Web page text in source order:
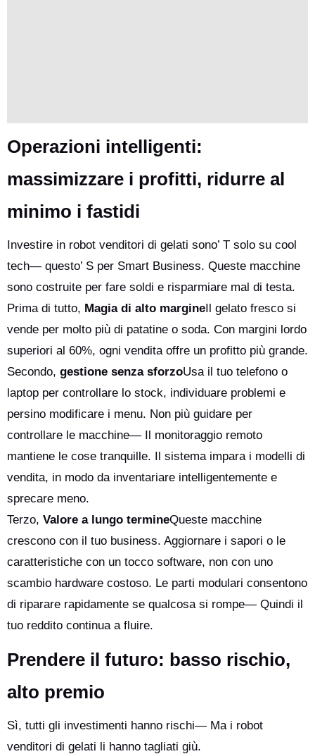
Operazioni intelligenti:
massimizzare i profitti, ridurre al
minimo i fastidi
Investire in robot venditori di gelati sono’ T solo su cool
tech— questo’ S per Smart Business. Queste macchine
sono costruite per fare soldi e risparmiare mal di testa.
Prima di tutto, Magia di alto margineIl gelato fresco si
vende per molto più di patatine o soda. Con margini lordo
superiori al 60%, ogni vendita offre un profitto più grande.
Secondo, gestione senza sforzoUsa il tuo telefono o
laptop per controllare lo stock, individuare problemi e
persino modificare i menu. Non più guidare per
controllare le macchine— Il monitoraggio remoto
mantiene le cose tranquille. Il sistema impara i modelli di
vendita, in modo da inventariare intelligentemente e
sprecare meno.
Terzo, Valore a lungo termineQueste macchine
crescono con il tuo business. Aggiornare i sapori o le
caratteristiche con un tocco software, non con uno
scambio hardware costoso. Le parti modulari consentono
di riparare rapidamente se qualcosa si rompe— Quindi il
tuo reddito continua a fluire.
Prendere il futuro: basso rischio,
alto premio
Sì, tutti gli investimenti hanno rischi— Ma i robot
venditori di gelati li hanno tagliati giù.